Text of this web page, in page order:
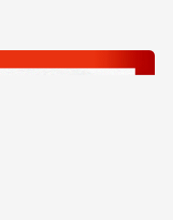
区和防疫站点24小